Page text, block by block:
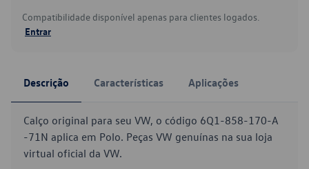
Compatibilidade disponível apenas para clientes logados.
Entrar
Descrição Características Aplicações
Calço original para seu VW, o código 6Q1-858-170-A
-71N aplica em Polo. Peças VW genuínas na sua loja
virtual oficial da VW.